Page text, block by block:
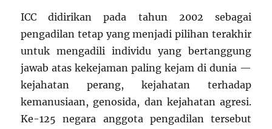
ICC didirikan pada tahun 2002 sebagai
pengadilan tetap yang menjadi pilihan terakhir
untuk mengadili individu yang bertanggung
jawab atas kekejaman paling kejam di dunia —
kejahatan perang, kejahatan terhadap
kemanusiaan, genosida, dan kejahatan agresi.
Ke-125 negara anggota pengadilan tersebut